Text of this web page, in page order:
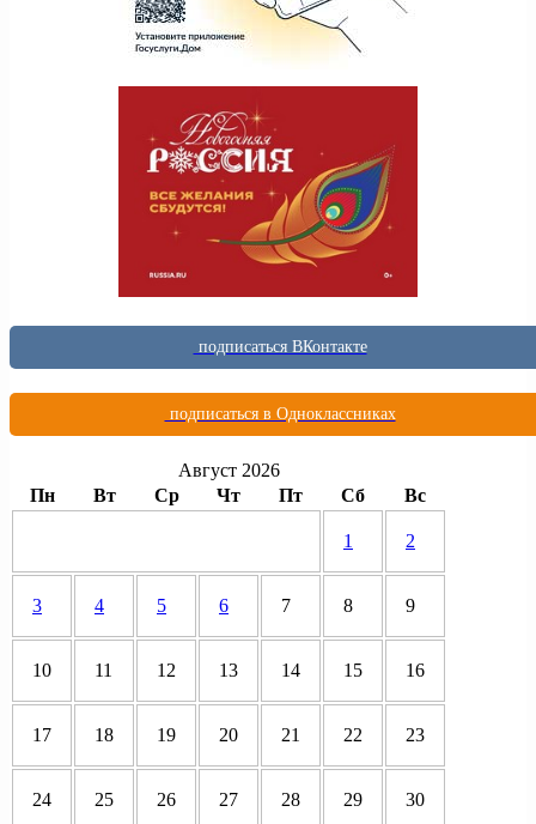
подписаться ВКонтакте
подписаться в Одноклассниках
Август 2026
Пн
Вт Ср Чт Пт Сб Вс
1 2
3 4 5 6 7 8 9
10 11 12 13 14 15 16
17 18 19 20 21 22 23
24 25 26 27 28 29 30